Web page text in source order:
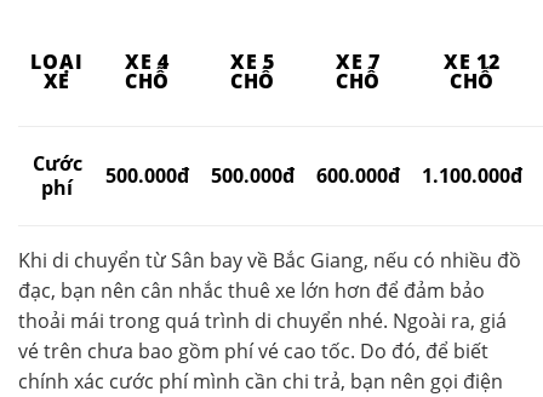
LOẠI
XE
XE 4
CHỖ
XE 5
CHỖ
XE 7
CHỖ
XE 12
CHỖ
Cước
phí
500.000đ 500.000đ 600.000đ 1.100.000đ
Khi di chuyển từ Sân bay về Bắc Giang, nếu có nhiều đồ
đạc, bạn nên cân nhắc thuê xe lớn hơn để đảm bảo
thoải mái trong quá trình di chuyển nhé. Ngoài ra, giá
vé trên chưa bao gồm phí vé cao tốc. Do đó, để biết
chính xác cước phí mình cần chi trả, bạn nên gọi điện